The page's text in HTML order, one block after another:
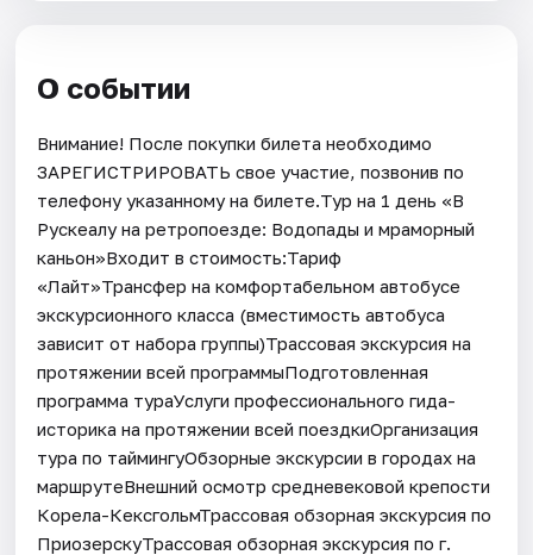
О событии
Внимание! После покупки билета необходимо
ЗАРЕГИСТРИРОВАТЬ свое участие, позвонив по
телефону указанному на билете.Тур на 1 день «В
Рускеалу на ретропоезде: Водопады и мраморный
каньон»Входит в стоимость:Тариф
«Лайт»Трансфер на комфортабельном автобусе
экскурсионного класса (вместимость автобуса
зависит от набора группы)Трассовая экскурсия на
протяжении всей программыПодготовленная
программа тураУслуги профессионального гида-
историка на протяжении всей поездкиОрганизация
тура по таймингуОбзорные экскурсии в городах на
маршрутеВнешний осмотр средневековой крепости
Корела-КексгольмТрассовая обзорная экскурсия по
ПриозерскуТрассовая обзорная экскурсия по г.